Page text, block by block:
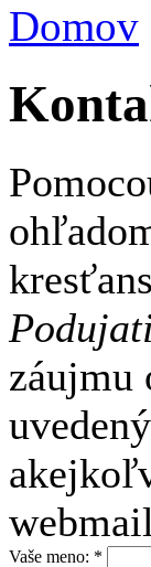
Domov
záujmu
Vaše meno: *